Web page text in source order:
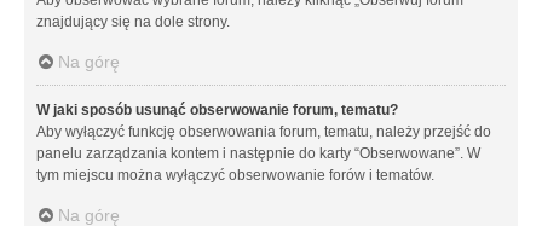
znajdujący się na dole strony.
Na górę
W jaki sposób usunąć obserwowanie forum, tematu?
Aby wyłączyć funkcję obserwowania forum, tematu, należy przejść do
panelu zarządzania kontem i następnie do karty “Obserwowane”. W
tym miejscu można wyłączyć obserwowanie forów i tematów.
Na górę